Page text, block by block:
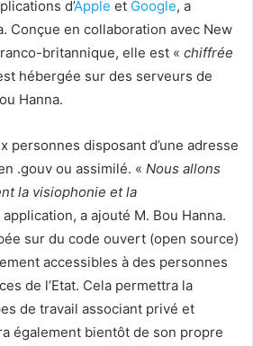
d’Apple et Google, a
Conçue en collaboration avec New
britannique, elle est « chiffrée
hébergée sur des serveurs de
Hanna.
personnes disposant d’une adresse
.gouv ou assimilé. « Nous allons
la visiophonie et la
a ajouté M. Bou Hanna.
sur du code ouvert (open source)
accessibles à des personnes
de l’Etat. Cela permettra la
de travail associant privé et
également bientôt de son propre